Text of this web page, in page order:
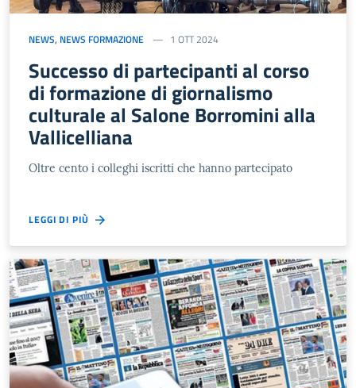
NEWS, NEWS FORMAZIONE 1 OTT 2024
Successo di partecipanti al corso
di formazione di giornalismo
culturale al Salone Borromini alla
Vallicelliana
Oltre cento i colleghi iscritti che hanno partecipato
LEGGI DI PIÙ